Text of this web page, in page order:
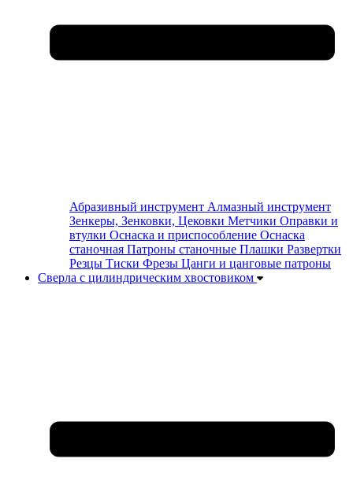
Абразивный инструмент Алмазный инструмент
Зенкеры, Зенковки, Цековки Метчики Оправки и
втулки Оснаска и приспособление Оснаска
станочная Патроны станочные Плашки Развертки
Резцы Тиски Фрезы Цанги и цанговые патроны
Сверла с цилиндрическим хвостовиком